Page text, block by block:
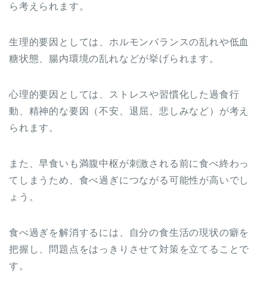
ら考えられます。
生理的要因としては、ホルモンバランスの乱れや低血
糖状態、腸内環境の乱れなどが挙げられます。
心理的要因としては、ストレスや習慣化した過食行
動、精神的な要因（不安、退屈、悲しみなど）が考え
られます。
また、早食いも満腹中枢が刺激される前に食べ終わっ
てしまうため、食べ過ぎにつながる可能性が高いでし
ょう。
食べ過ぎを解消するには、自分の食生活の現状の癖を
把握し、問題点をはっきりさせて対策を立てることで
す。